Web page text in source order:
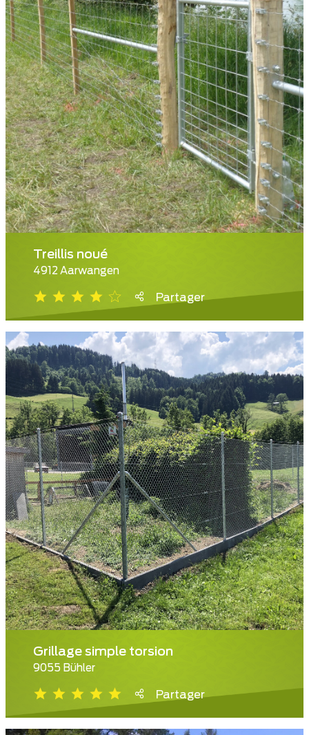
Treillis noué
4912 Aarwangen
Partager
Grillage simple torsion
9055 Bühler
Partager